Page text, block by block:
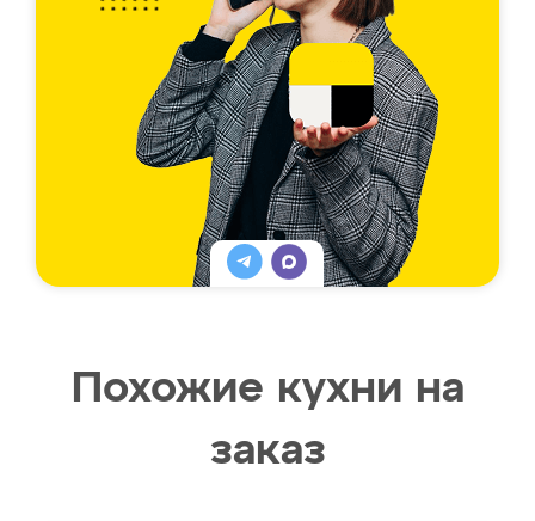
Похожие кухни на
заказ